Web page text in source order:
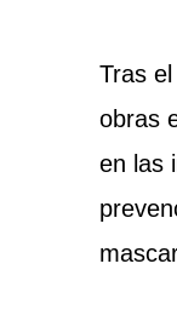
Tras
obras
en las